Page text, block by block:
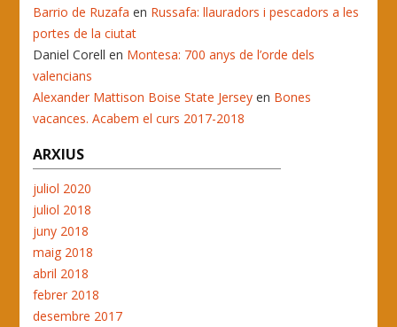
Barrio de Ruzafa en Russafa: llauradors i pescadors a les
portes de la ciutat
Daniel Corell en Montesa: 700 anys de l’orde dels
valencians
Alexander Mattison Boise State Jersey en Bones
vacances. Acabem el curs 2017-2018
ARXIUS
juliol 2020
juliol 2018
juny 2018
maig 2018
abril 2018
febrer 2018
desembre 2017